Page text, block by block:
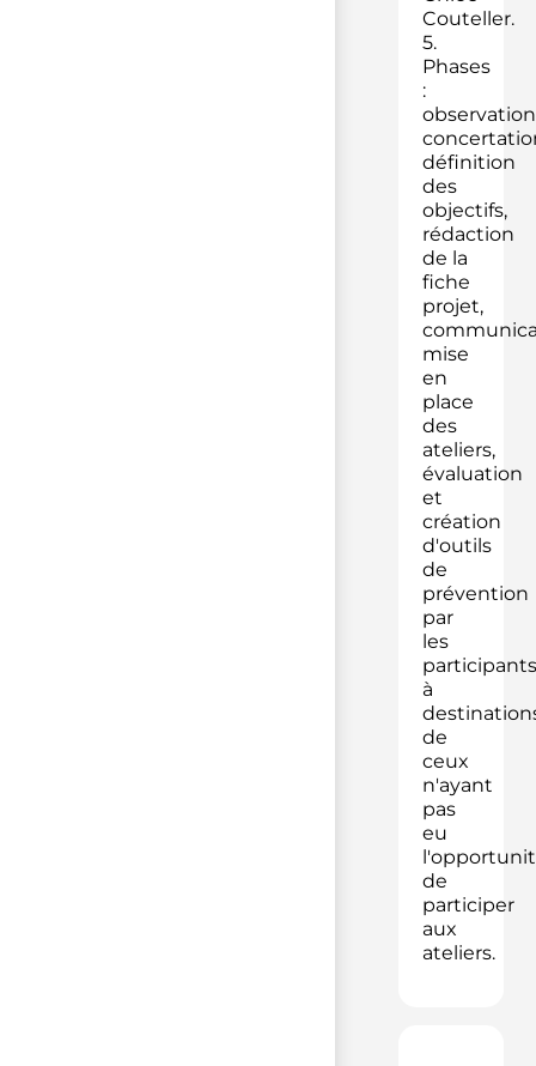
Couteller.
5.
Phases
:
définition
des
objectifs,
rédaction
de la
fiche
projet,
mise
en
place
des
ateliers,
évaluation
et
création
d'outils
de
prévention
par
les
participants
à
de
ceux
n'ayant
pas
eu
de
participer
aux
ateliers.